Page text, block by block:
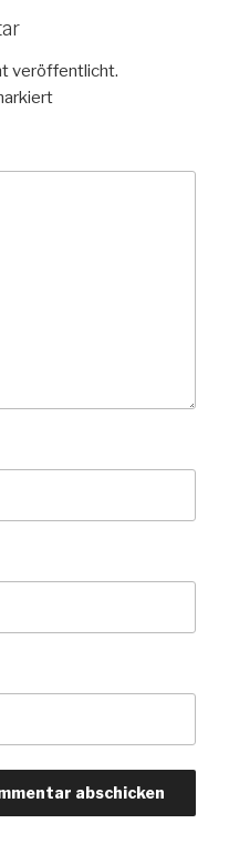
veröffentlicht.